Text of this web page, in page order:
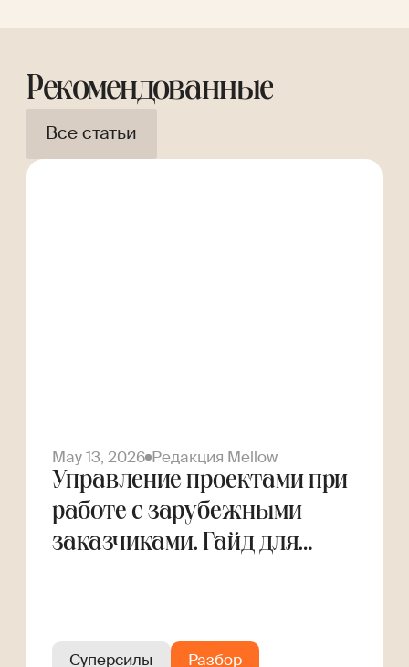
Рекомендованные
Все статьи
May 13, 2026 Редакция Mellow
Управление проектами при
работе с зарубежными
заказчиками. Гайд для
Суперсилы Разбор